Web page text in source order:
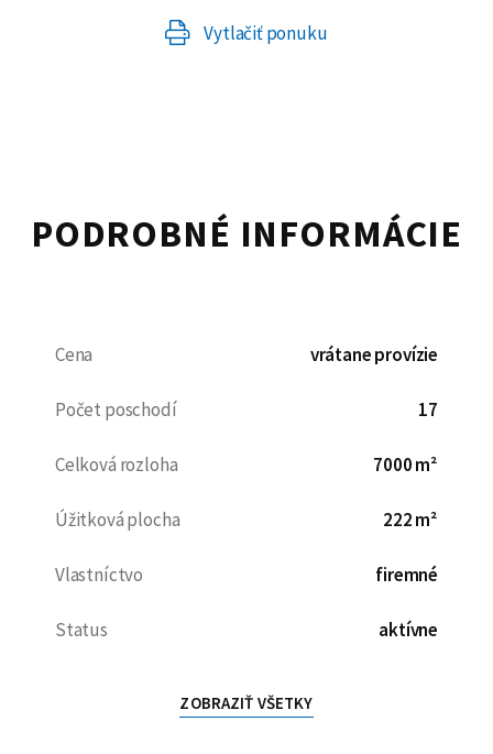
Vytlačiť ponuku
PODROBNÉ INFORMÁCIE
Cena vrátane provízie
Počet poschodí 17
Celková rozloha 7000 m²
Úžitková plocha 222 m²
Vlastníctvo firemné
Status aktívne
ZOBRAZIŤ VŠETKY